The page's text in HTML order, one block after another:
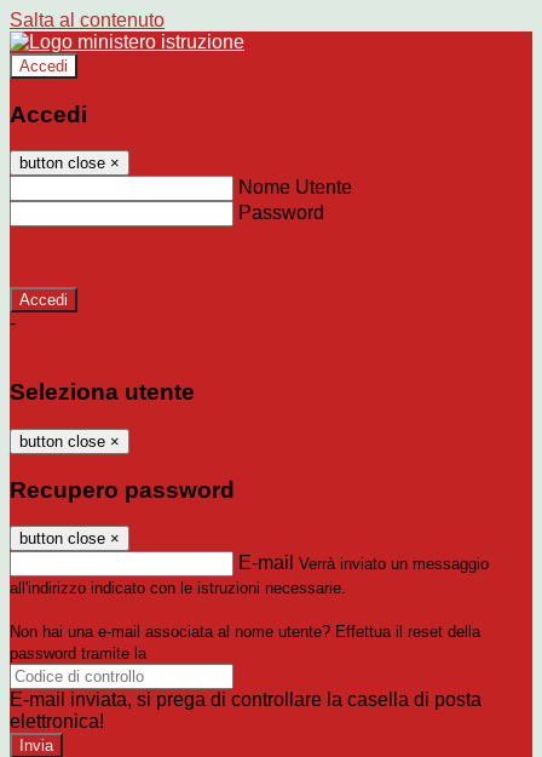
Salta al contenuto
Accedi
Accedi
button close ×
Nome Utente
Password
-
Seleziona utente
button close ×
Recupero password
button close ×
E-mail Verrà inviato un messaggio
all'indirizzo indicato con le istruzioni necessarie.
Non hai una e-mail associata al nome utente? Effettua il reset della
password tramite la
E-mail inviata, si prega di controllare la casella di posta
elettronica!